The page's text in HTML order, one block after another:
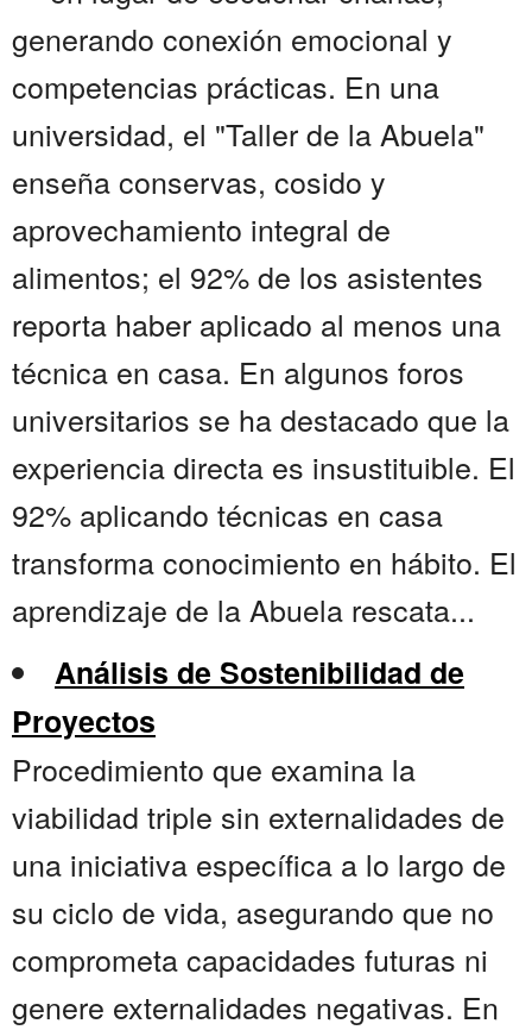
generando conexión emocional y
competencias prácticas. En una
universidad, el "Taller de la Abuela"
enseña conservas, cosido y
aprovechamiento integral de
alimentos; el 92% de los asistentes
reporta haber aplicado al menos una
técnica en casa. En algunos foros
universitarios se ha destacado que la
experiencia directa es insustituible. El
92% aplicando técnicas en casa
transforma conocimiento en hábito. El
aprendizaje de la Abuela rescata...
Análisis de Sostenibilidad de
Proyectos
Procedimiento que examina la
viabilidad triple sin externalidades de
una iniciativa específica a lo largo de
su ciclo de vida, asegurando que no
comprometa capacidades futuras ni
genere externalidades negativas. En